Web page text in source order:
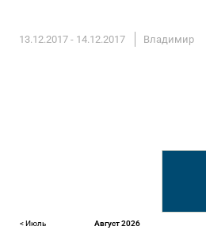
13.12.2017 - 14.12.2017 Владимир
< Июль Август 2026